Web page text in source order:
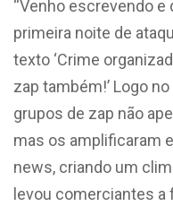
“Venho escrevendo
primeira noite de
texto ‘Crime
zap também!’ Logo
grupos de zap não
mas os amplificaram
news, criando um
levou comerciantes a